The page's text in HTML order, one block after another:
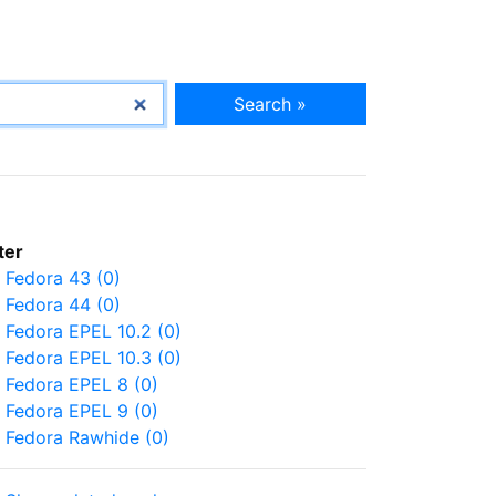
Search »
Fedora 43 (0)
Fedora 44 (0)
Fedora EPEL 10.2 (0)
Fedora EPEL 10.3 (0)
Fedora EPEL 8 (0)
Fedora EPEL 9 (0)
Fedora Rawhide (0)